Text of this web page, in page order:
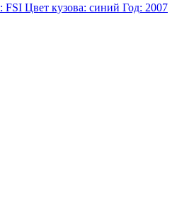
Цвет кузова: синий Год: 2007